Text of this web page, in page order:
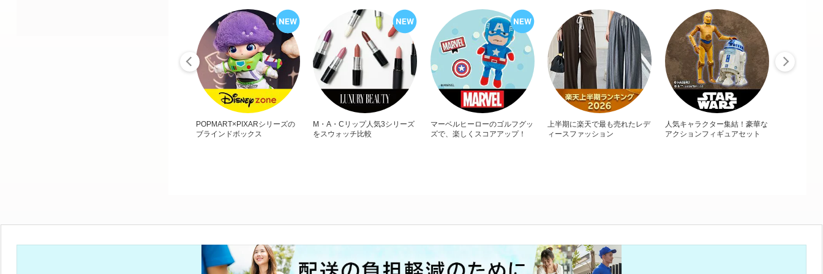
POPMART×PIXARシリーズの
ブラインドボックス
M・A・Cリップ人気3シリーズ
をスウォッチ比較
マーベルヒーローのゴルフグッ
ズで、楽しくスコアアップ！
上半期に楽天で最も売れたレデ
ィースファッション
人気キャラクター集結！豪華な
アクションフィギュアセット